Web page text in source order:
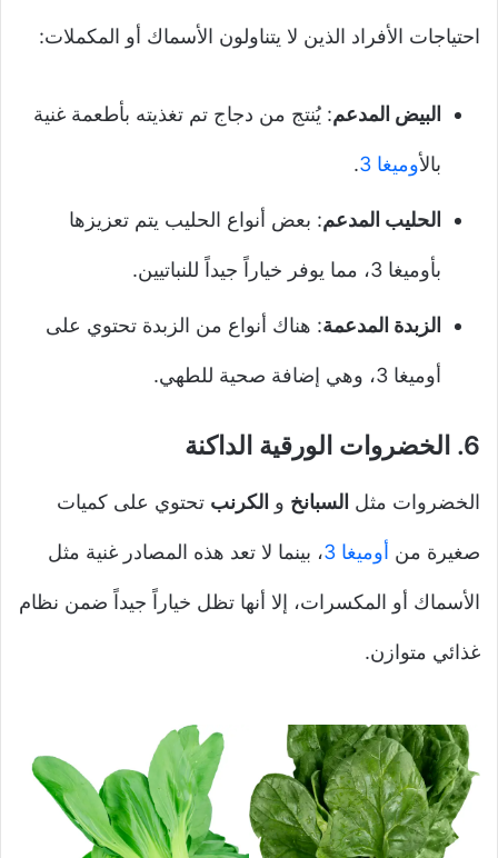
احتياجات الأفراد الذين لا يتناولون الأسماك أو المكملات:
البيض المدعم: يُنتج من دجاج تم تغذيته بأطعمة غنية
بالأوميغا 3 .
الحليب المدعم: بعض أنواع الحليب يتم تعزيزها
بأوميغا 3، مما يوفر خياراً جيداً للنباتيين.
الزبدة المدعمة: هناك أنواع من الزبدة تحتوي على
أوميغا 3، وهي إضافة صحية للطهي.
6. الخضروات الورقية الداكنة
الخضروات مثل السبانخ و الكرنب تحتوي على كميات
صغيرة من أوميغا 3 ، بينما لا تعد هذه المصادر غنية مثل
الأسماك أو المكسرات، إلا أنها تظل خياراً جيداً ضمن نظام
غذائي متوازن.